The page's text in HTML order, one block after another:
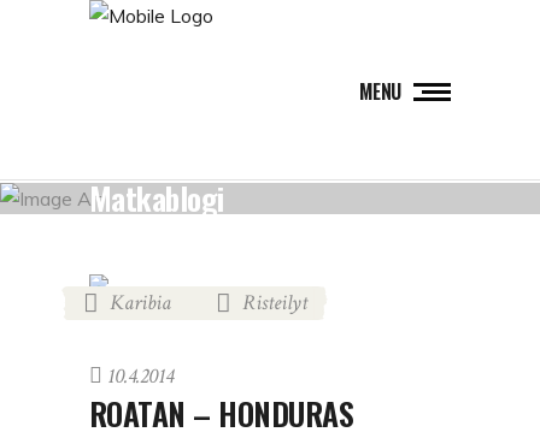
MENU
Matkablogi
Karibia Risteilyt
10.4.2014
ROATAN – HONDURAS